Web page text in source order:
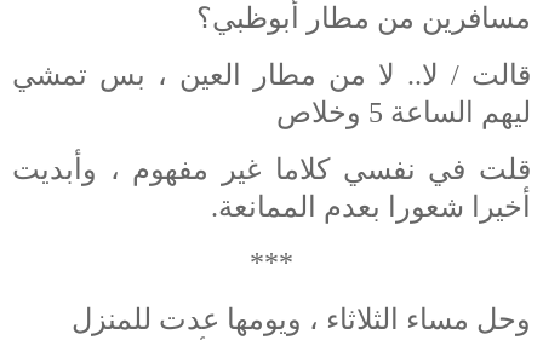
مسافرين من مطار أبوظبي؟
قالت / لا.. لا من مطار العين ، بس تمشي
ليهم الساعة 5 وخلاص
قلت في نفسي كلاما غير مفهوم ، وأبديت
أخيرا شعورا بعدم الممانعة.
***
وحل مساء الثلاثاء ، ويومها عدت للمنزل